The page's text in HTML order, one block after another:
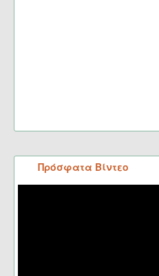
Πρόσφατα Βίντεο